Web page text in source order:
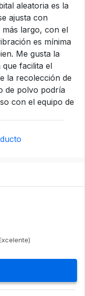
aleatoria es la
ajusta con
más largo, con el
es mínima
Me gusta la
facilita el
la recolección de
de polvo podría
con el equipo de